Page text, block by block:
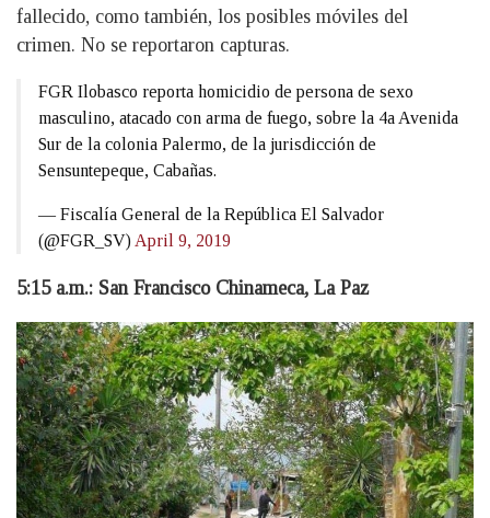
fallecido, como también, los posibles móviles del
crimen. No se reportaron capturas.
FGR Ilobasco reporta homicidio de persona de sexo
masculino, atacado con arma de fuego, sobre la 4a Avenida
Sur de la colonia Palermo, de la jurisdicción de
Sensuntepeque, Cabañas.
— Fiscalía General de la República El Salvador
(@FGR_SV) April 9, 2019
5:15 a.m.: San Francisco Chinameca, La Paz